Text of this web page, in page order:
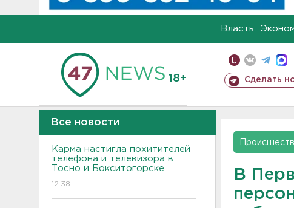
Власть
18+ Сделать
Все новости
Карма настигла похитителей
телефона и телевизора в
Тосно и Бокситогорске
12:38
В